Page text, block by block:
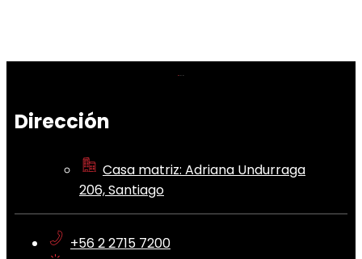
Dirección
Casa matriz: Adriana Undurraga
206, Santiago
+56 2 2715 7200